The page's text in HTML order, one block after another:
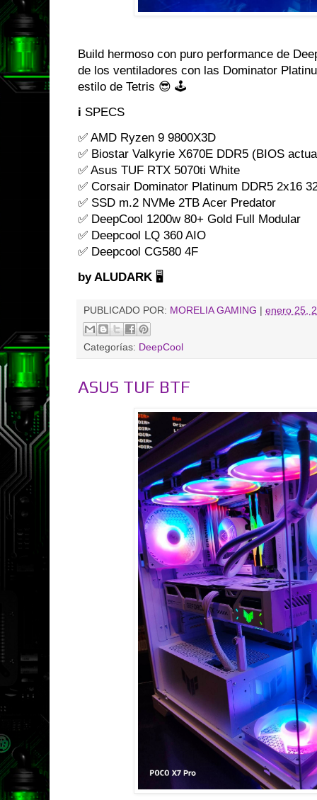
Build hermoso con puro performance de
de los ventiladores con las Dominator
estilo de Tetris 😎 🕹️
ℹ️ SPECS
✅ AMD Ryzen 9 9800X3D
✅ Biostar Valkyrie X670E DDR5 (BIOS
✅ Asus TUF RTX 5070ti White
✅ Corsair Dominator Platinum DDR5 2x16
✅ SSD m.2 NVMe 2TB Acer Predator
✅ DeepCool 1200w 80+ Gold Full Modular
✅ Deepcool LQ 360 AIO
✅ Deepcool CG580 4F
by ALUDARK 🖥️
PUBLICADO POR: MORELIA GAMING enero 25,
Categorías: DeepCool
ASUS TUF BTF